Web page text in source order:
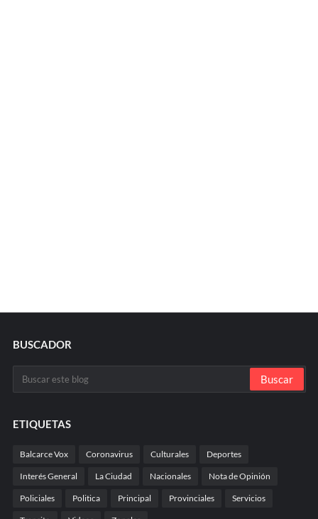
BUSCADOR
ETIQUETAS
Balcarce Vox Coronavirus Culturales Deportes
Interés General La Ciudad Nacionales Nota de Opinión
Policiales Politica Principal Provinciales Servicios